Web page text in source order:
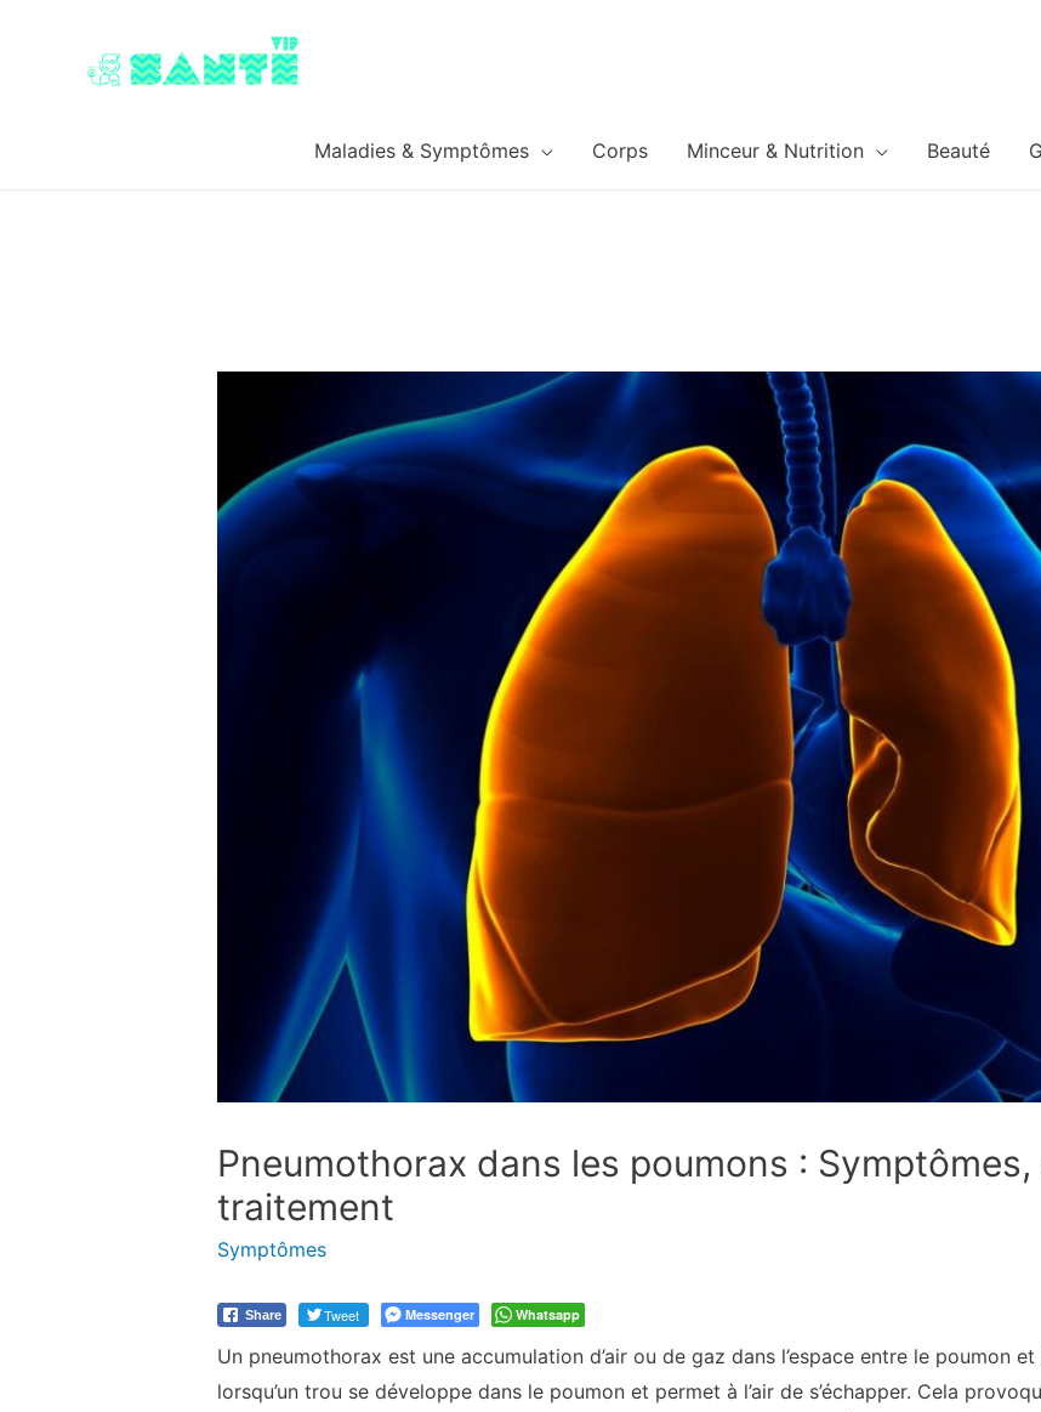
Maladies & Symptômes Corps Minceur & Nutrition Beauté
Pneumothorax dans les poumons :
traitement
Symptômes
Share Tweet Messenger Whatsapp
Un pneumothorax est une accumulation d’air ou de gaz dans l’espace entre le poumon
lorsqu’un trou se développe dans le poumon et permet à l’air de s’échapper. Cela